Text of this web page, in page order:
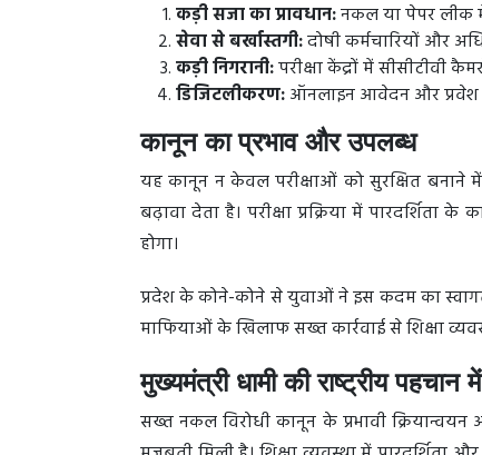
कड़ी सजा का प्रावधान:नकल या पेपर लीक में
सेवा से बर्खास्तगी:दोषी कर्मचारियों और
कड़ी निगरानी:परीक्षा केंद्रों में सीसीटीवी
डिजिटलीकरण:ऑनलाइन आवेदन और प्रवेश
कानून का प्रभाव और उपलब्ध
यह कानून न केवल परीक्षाओं को सुरक्षित
बढ़ावा देता है। परीक्षा प्रक्रिया में
होगा।
प्रदेश के कोने-कोने से युवाओं ने इस कदम का
माफियाओं के खिलाफ सख्त कार्रवाई से शिक्षा
मुख्यमंत्री धामी की राष्ट्रीय पहचान में
सख्त नकल विरोधी कानून के प्रभावी क्रियान्वयन